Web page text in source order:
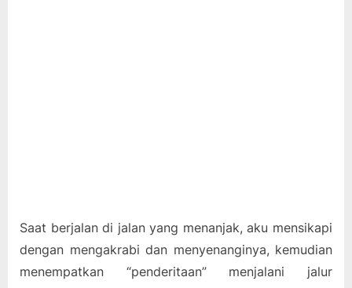
Saat berjalan di jalan yang menanjak, aku mensikapi
dengan mengakrabi dan menyenanginya, kemudian
menempatkan “penderitaan” menjalani jalur